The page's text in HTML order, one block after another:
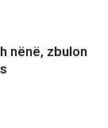
nënë, zbulon